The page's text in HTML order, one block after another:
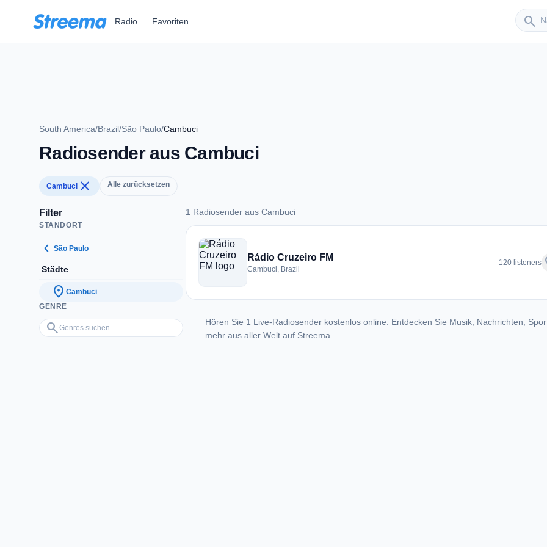
Radio Favoriten search
Sender
South America/Brazil/São Paulo/Cambuci
Radiosender aus Cambuci
Cambuci close Alle zurücksetzen
Filter
STANDORT
chevron_left São Paulo
Städte
location_on Cambuci
GENRE
search
Genres suchen…
1 Radiosender aus Cambuci
1 Radiosender aus Cambuci
Rádio Cruzeiro FM
Cambuci, Brazil
120 listeners
Hören Sie 1 Live-Radiosender kostenlos online. Entdecken Sie Musik, Nachrichten,
mehr aus aller Welt auf Streema.